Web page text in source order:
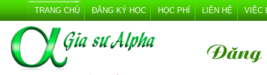
TRANG CHỦ ĐĂNG KÝ HỌC HỌC PHÍ LIÊN HỆ VIỆC